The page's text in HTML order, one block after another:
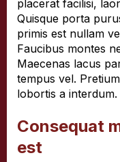
placerat facilisi,
Quisque porta
primis est nullam
Faucibus montes
Maecenas lacus
tempus vel.
lobortis a interdum.
Consequat
est